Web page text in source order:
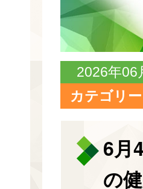
2026年06
カテゴリー
6月
の